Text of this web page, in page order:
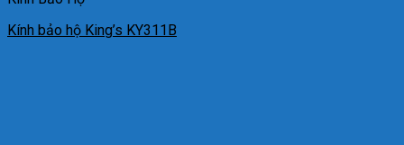
Kính bảo hộ King’s KY311B